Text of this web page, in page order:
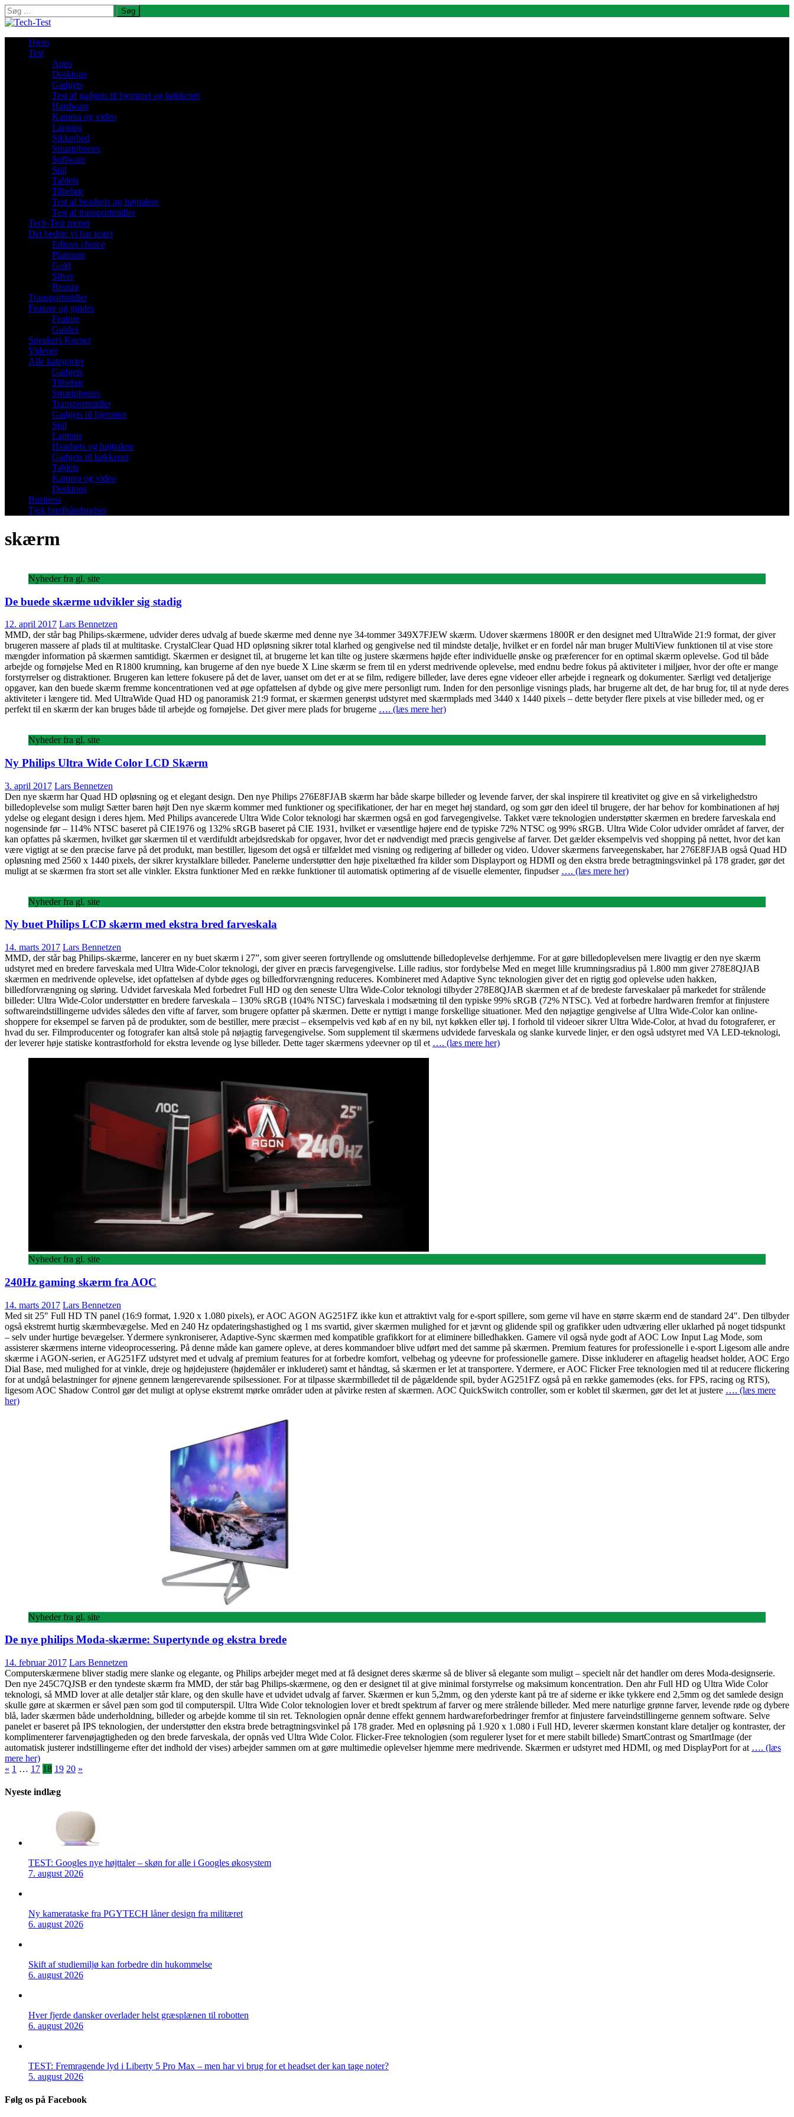
Søg
efter:
Hjem
Test
Apps
Desktops
Gadgets
Test af gadgets til hjemmet og køkkenet
Hardware
Kamera og video
Laptops
Sikkerhed
Smartphones
Software
Spil
Tablets
Tilbehør
Test af headsets og højttalere
Test af transportmidler
Tech-Test mener
Det bedste vi har testet
Editors choice
Platinum
Gold
Silver
Bronze
Transportmidler
Feature og guides
Feature
Guides
Speakers Korner
Videoer
Alle kategorier
Gadgets
Tilbehør
Smartphones
Transportmidler
Gadgets til hjemmet
Spil
Laptops
Headsets og højttalere
Gadgets til køkkenet
Tablets
Kamera og video
Desktops
Business
Tjek bredbåndspriser
skærm
Nyheder fra gl. site
De buede skærme udvikler sig stadig
12. april 2017 Lars Bennetzen
MMD, der står bag Philips-skærmene, udvider deres udvalg af buede skærme med denne nye 34-tommer 349X7FJEW skærm. Udover skærmens 1800R er den designet med UltraWide 21:9 format, der giver
brugeren massere af plads til at multitaske. CrystalClear Quad HD opløsning sikrer total klarhed og gengivelse ned til mindste detalje, hvilket er en fordel når man bruger MultiView funktionen til at vise store
mængder information på skærmen samtidigt. Skærmen er designet til, at brugerne let kan tilte og justere skærmens højde efter individuelle ønske og præferencer for en optimal skærm oplevelse. God til både
arbejde og fornøjelse Med en R1800 krumning, kan brugerne af den nye buede X Line skærm se frem til en yderst medrivende oplevelse, med endnu bedre fokus på aktiviteter i miljøer, hvor der ofte er mange
forstyrrelser og distraktioner. Brugeren kan lettere fokusere på det de laver, uanset om det er at se film, redigere billeder, lave deres egne videoer eller arbejde i regneark og dokumenter. Særligt ved detaljerige
opgaver, kan den buede skærm fremme koncentrationen ved at øge opfattelsen af dybde og give mere personligt rum. Inden for den personlige visnings plads, har brugerne alt det, de har brug for, til at nyde deres
aktiviteter i længere tid. Med UltraWide Quad HD og panoramisk 21:9 format, er skærmen generøst udstyret med skærmplads med 3440 x 1440 pixels – dette betyder flere pixels at vise billeder med, og er
perfekt til en skærm der kan bruges både til arbejde og fornøjelse. Det giver mere plads for brugerne …. (læs mere her)
Nyheder fra gl. site
Ny Philips Ultra Wide Color LCD Skærm
3. april 2017 Lars Bennetzen
Den nye skærm har Quad HD opløsning og et elegant design. Den nye Philips 276E8FJAB skærm har både skarpe billeder og levende farver, der skal inspirere til kreativitet og give en så virkelighedstro
billedoplevelse som muligt Sætter baren højt Den nye skærm kommer med funktioner og specifikationer, der har en meget høj standard, og som gør den ideel til brugere, der har behov for kombinationen af høj
ydelse og elegant design i deres hjem. Med Philips avancerede Ultra Wide Color teknologi har skærmen også en god farvegengivelse. Takket være teknologien understøtter skærmen en bredere farveskala end
nogensinde før – 114% NTSC baseret på CIE1976 og 132% sRGB baseret på CIE 1931, hvilket er væsentlige højere end de typiske 72% NTSC og 99% sRGB. Ultra Wide Color udvider området af farver, der
kan opfattes på skærmen, hvilket gør skærmen til et værdifuldt arbejdsredskab for opgaver, hvor det er nødvendigt med præcis gengivelse af farver. Det gælder eksempelvis ved shopping på nettet, hvor det kan
være vigtigt at se den præcise farve på det produkt, man bestiller, ligesom det også er tilfældet med visning og redigering af billeder og video. Udover skærmens farveegenskaber, har 276E8FJAB også Quad HD
opløsning med 2560 x 1440 pixels, der sikrer krystalklare billeder. Panelerne understøtter den høje pixeltæthed fra kilder som Displayport og HDMI og den ekstra brede betragtningsvinkel på 178 grader, gør det
muligt at se skærmen fra stort set alle vinkler. Ekstra funktioner Med en række funktioner til automatisk optimering af de visuelle elementer, finpudser …. (læs mere her)
Nyheder fra gl. site
Ny buet Philips LCD skærm med ekstra bred farveskala
14. marts 2017 Lars Bennetzen
MMD, der står bag Philips-skærme, lancerer en ny buet skærm i 27”, som giver seeren fortryllende og omsluttende billedoplevelse derhjemme. For at gøre billedoplevelsen mere livagtig er den nye skærm
udstyret med en bredere farveskala med Ultra Wide-Color teknologi, der giver en præcis farvegengivelse. Lille radius, stor fordybelse Med en meget lille krumningsradius på 1.800 mm giver 278E8QJAB
skærmen en medrivende oplevelse, idet opfattelsen af dybde øges og billedforvrængning reduceres. Kombineret med Adaptive Sync teknologien giver det en rigtig god oplevelse uden hakken,
billedforvrængning og sløring. Udvidet farveskala Med forbedret Full HD og den seneste Ultra Wide-Color teknologi tilbyder 278E8QJAB skærmen et af de bredeste farveskalaer på markedet for strålende
billeder: Ultra Wide-Color understøtter en bredere farveskala – 130% sRGB (104% NTSC) farveskala i modsætning til den typiske 99% sRGB (72% NTSC). Ved at forbedre hardwaren fremfor at finjustere
softwareindstillingerne udvides således den vifte af farver, som brugere opfatter på skærmen. Dette er nyttigt i mange forskellige situationer. Med den nøjagtige gengivelse af Ultra Wide-Color kan online-
shoppere for eksempel se farven på de produkter, som de bestiller, mere præcist – eksempelvis ved køb af en ny bil, nyt køkken eller tøj. I forhold til videoer sikrer Ultra Wide-Color, at hvad du fotograferer, er
hvad du ser. Filmproducenter og fotografer kan altså stole på nøjagtig farvegengivelse. Som supplement til skærmens udvidede farveskala og slanke kurvede linjer, er den også udstyret med VA LED-teknologi,
der leverer høje statiske kontrastforhold for ekstra levende og lyse billeder. Dette tager skærmens ydeevner op til et …. (læs mere her)
Nyheder fra gl. site
240Hz gaming skærm fra AOC
14. marts 2017 Lars Bennetzen
Med sit 25″ Full HD TN panel (16:9 format, 1.920 x 1.080 pixels), er AOC AGON AG251FZ ikke kun et attraktivt valg for e-sport spillere, som gerne vil have en større skærm end de standard 24″. Den tilbyder
også ekstremt hurtig skærmbevægelse. Med en 240 Hz opdateringshastighed og 1 ms svartid, giver skærmen mulighed for et jævnt og glidende spil og grafikker uden udtværing eller uklarhed på noget tidspunkt
– selv under hurtige bevægelser. Ydermere synkroniserer, Adaptive-Sync skærmen med kompatible grafikkort for at eliminere billedhakken. Gamere vil også nyde godt af AOC Low Input Lag Mode, som
assisterer skærmens interne videoprocessering. På denne måde kan gamere opleve, at deres kommandoer blive udført med det samme på skærmen. Premium features for professionelle i e-sport Ligesom alle andre
skærme i AGON-serien, er AG251FZ udstyret med et udvalg af premium features for at forbedre komfort, velbehag og ydeevne for professionelle gamere. Disse inkluderer en aftagelig headset holder, AOC Ergo
Dial Base, med mulighed for at vinkle, dreje og højdejustere (højdemåler er inkluderet) samt et håndtag, så skærmen er let at transportere. Ydermere, er AOC Flicker Free teknologien med til at reducere flickering
for at undgå belastninger for øjnene gennem længerevarende spilsessioner. For at tilpasse skærmbilledet til de pågældende spil, byder AG251FZ også på en række gamemodes (eks. for FPS, racing og RTS),
ligesom AOC Shadow Control gør det muligt at oplyse ekstremt mørke områder uden at påvirke resten af skærmen. AOC QuickSwitch controller, som er koblet til skærmen, gør det let at justere …. (læs mere
her)
Nyheder fra gl. site
De nye philips Moda-skærme: Supertynde og ekstra brede
14. februar 2017 Lars Bennetzen
Computerskærmene bliver stadig mere slanke og elegante, og Philips arbejder meget med at få designet deres skærme så de bliver så elegante som muligt – specielt når det handler om deres Moda-designserie.
Den nye 245C7QJSB er den tyndeste skærm fra MMD, der står bag Philips-skærmene, og den er designet til at give minimal forstyrrelse og maksimum koncentration. Den ahr Full HD og Ultra Wide Color
teknologi, så MMD lover at alle detaljer står klare, og den skulle have et udvidet udvalg af farver. Skærmen er kun 5,2mm, og den yderste kant på tre af siderne er ikke tykkere end 2,5mm og det samlede design
skulle gøre at skærmen er såvel pæn som god til computerspil. Ultra Wide Color teknologien lover et bredt spektrum af farver og mere strålende billeder. Med mere naturlige grønne farver, levende røde og dybere
blå, lader skærmen både underholdning, billeder og arbejde komme til sin ret. Teknologien opnår denne effekt gennem hardwareforbedringer fremfor at finjustere farveindstillingerne gennem software. Selve
panelet er baseret på IPS teknologien, der understøtter den ekstra brede betragtningsvinkel på 178 grader. Med en opløsning på 1.920 x 1.080 i Full HD, leverer skærmen konstant klare detaljer og kontraster, der
komplimenterer farvenøjagtigheden og den brede farveskala, der opnås ved Ultra Wide Color. Flicker-Free teknologien (som regulerer lyset for et mere stabilt billede) SmartContrast og SmartImage (der
automatisk justerer indstillingerne efter det indhold der vises) arbejder sammen om at gøre multimedie oplevelser hjemme mere medrivende. Skærmen er udstyret med HDMI, og med DisplayPort for at …. (læs
mere her)
Indlægsinddeling
« 1 … 17 18 19 20 »
Nyeste indlæg
TEST: Googles nye højttaler – skøn for alle i Googles økosystem
7. august 2026
Ny kamerataske fra PGYTECH låner design fra militæret
6. august 2026
Skift af studiemiljø kan forbedre din hukommelse
6. august 2026
Hver fjerde dansker overlader helst græsplænen til robotten
6. august 2026
TEST: Fremragende lyd i Liberty 5 Pro Max – men har vi brug for et headset der kan tage noter?
5. august 2026
Følg os på Facebook